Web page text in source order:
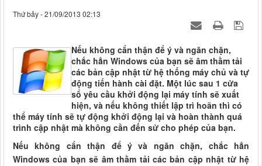
Thứ bảy - 21/09/2013 02:13
Nếu không cẩn thận để ý và ngăn chặn,
chắc hẳn Windows của bạn sẽ âm thầm tải
các bản cập nhật từ hệ thống máy chủ và tự
động tiến hành cài đặt. Một lúc sau 1 cửa
sổ yêu cầu khởi động lại máy tính sẽ xuất
hiện, và nếu không thiết lập trì hoãn thì có
thể máy tính sẽ tự động khởi động lại và hoàn thành quá
trình cập nhật mà không cần đến sử cho phép của bạn.
Nếu không cẩn thận để ý và ngăn chặn, chắc hẳn
Windows của bạn sẽ âm thầm tải các bản cập nhật từ hệ